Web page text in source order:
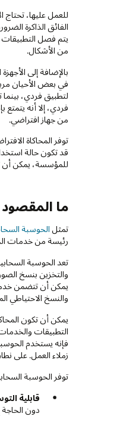
للعمل عليها،
الفائق الذاكرة
يتم فصل
من الأشكال.
بالإضافة إلى
في بعض الأحيان
لتطبيق فردي، بينما
فردي، إلا أنه
من جهاز افتراضي.
توفر المحاكاة
للمؤسسة، يمكن أن
ما
تمثل الحوسبة
رئيسة من خدمات
تعد الحوسبة
والتخزين بنسخ
والنسخ الاحتياطي
يمكن أن تكون
التطبيقات
فإنه يستخدم
زملاء العمل. على
توفر الحوسبة
قابلية
دون الحاجة